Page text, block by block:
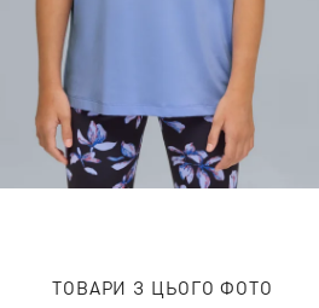
ТОВАРИ З ЦЬОГО ФОТО